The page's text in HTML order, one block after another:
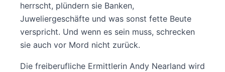
herrscht, plündern sie Banken,
Juweliergeschäfte und was sonst fette Beute
verspricht. Und wenn es sein muss, schrecken
sie auch vor Mord nicht zurück.
Die freiberufliche Ermittlerin Andy Nearland wird